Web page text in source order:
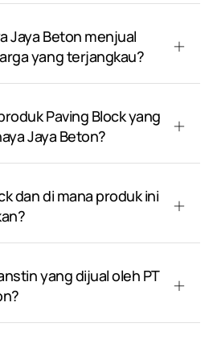
Jaya Beton menjual
yang terjangkau?
Paving Block yang
Jaya Beton?
dan di mana produk ini
yang dijual oleh PT